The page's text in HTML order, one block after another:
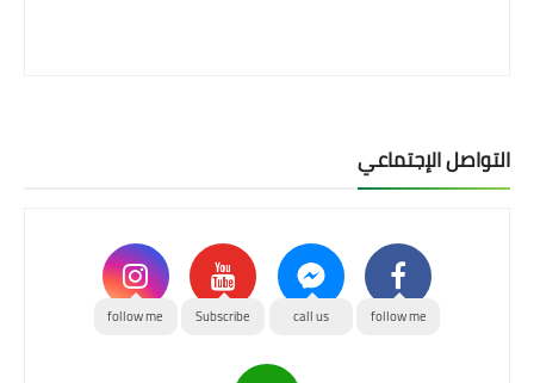
التواصل الإجتماعي
follow me
call us
Subscribe
follow me